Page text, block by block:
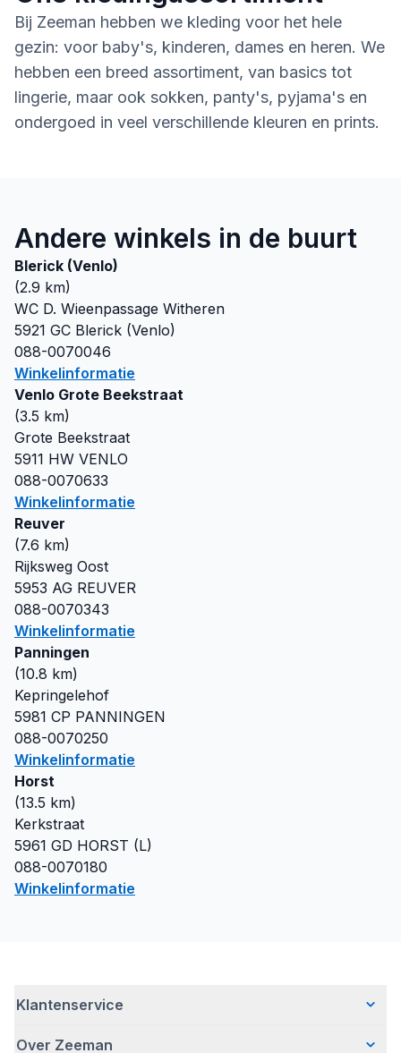
Bij Zeeman hebben we kleding voor het hele
gezin: voor baby's, kinderen, dames en heren. We
hebben een breed assortiment, van basics tot
lingerie, maar ook sokken, panty's, pyjama's en
ondergoed in veel verschillende kleuren en prints.
Andere winkels in de buurt
Blerick (Venlo)
(2.9 km)
WC D. Wieenpassage Witheren
5921 GC Blerick (Venlo)
088-0070046
Winkelinformatie
Venlo Grote Beekstraat
(3.5 km)
Grote Beekstraat
5911 HW VENLO
088-0070633
Winkelinformatie
Reuver
(7.6 km)
Rijksweg Oost
5953 AG REUVER
088-0070343
Winkelinformatie
Panningen
(10.8 km)
Kepringelehof
5981 CP PANNINGEN
088-0070250
Winkelinformatie
Horst
(13.5 km)
Kerkstraat
5961 GD HORST (L)
088-0070180
Winkelinformatie
Klantenservice
Veelgestelde vragen
Over Zeeman